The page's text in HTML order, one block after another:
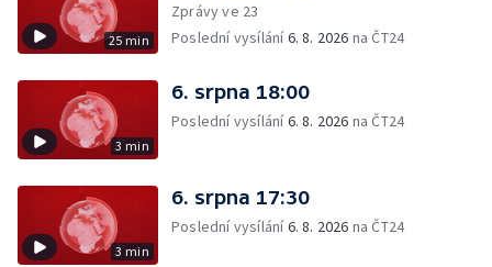
25 min
Zprávy ve 23
Poslední vysílání6. 8. 2026 na ČT24
3 min
6. srpna 18:00
Poslední vysílání6. 8. 2026 na ČT24
3 min
6. srpna 17:30
Poslední vysílání6. 8. 2026 na ČT24